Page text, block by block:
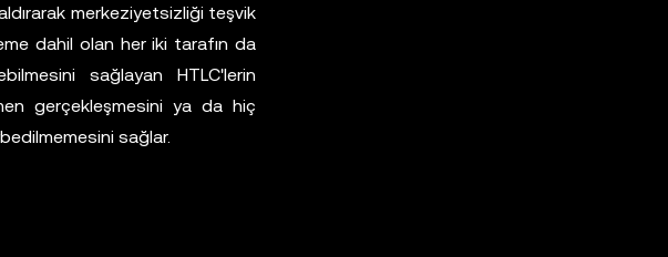
merkeziyetsizliği teşvik
dahil olan her iki tarafın da
sağlayan HTLC'lerin
gerçekleşmesini ya da hiç
sağlar.